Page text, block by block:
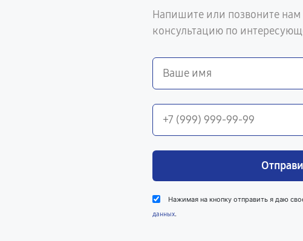
Напишите или позвоните
консультацию по
Нажимая на кнопку отправить я даю
данных.